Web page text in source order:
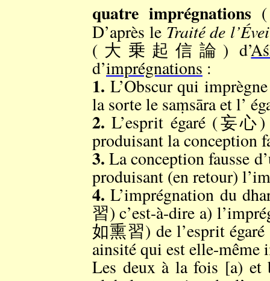
quatre imprégnations
D’après le Traité de
(大乗起信論) d’
d’imprégnations :
1. L’Obscur qui
la sorte le saṃsāra et l’
2. L’esprit égaré (妄心)
produisant la conception
3. La conception fausse
produisant (en retour)
4. L’imprégnation du
習) c’est-à-dire a)
如熏習) de l’esprit
ainsité qui est elle-même
Les deux à la fois [a) et